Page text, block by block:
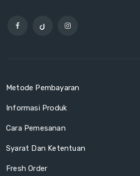
Metode Pembayaran
Informasi Produk
Cara Pemesanan
Syarat Dan Ketentuan
Fresh Order